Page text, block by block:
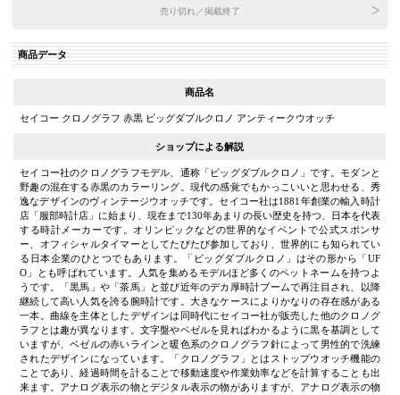
売り切れ／掲載終了
商品データ
商品名
セイコー クロノグラフ 赤黒 ビッグダブルクロノ アンティークウオッチ
ショップによる解説
セイコー社のクロノグラフモデル、通称「ビッグダブルクロノ」です。モダンと
野趣の混在する赤黒のカラーリング。現代の感覚でもかっこいいと思わせる、秀
逸なデザインのヴィンテージウオッチです。セイコー社は1881年創業の輸入時計
店「服部時計店」に始まり、現在まで130年あまりの長い歴史を持つ、日本を代表
する時計メーカーです。オリンピックなどの世界的なイベントで公式スポンサ
ー、オフィシャルタイマーとしてたびたび参加しており、世界的にも知られてい
る日本企業のひとつでもあります。「ビッグダブルクロノ」はその形から「UF
O」とも呼ばれています。人気を集めるモデルほど多くのペットネームを持つよ
うです。「黒馬」や「茶馬」と並び近年のデカ厚時計ブームで再注目され、以降
継続して高い人気を誇る腕時計です。大きなケースによりかなりの存在感がある
一本。曲線を主体としたデザインは同時代にセイコー社が販売した他のクロノグ
ラフとは趣が異なります。文字盤やベゼルを見ればわかるように黒を基調として
いますが、ベゼルの赤いラインと暖色系のクロノグラフ針によって男性的で洗練
されたデザインになっています。「クロノグラフ」とはストップウオッチ機能の
ことであり、経過時間を計ることで移動速度や作業効率などを計算することも出
来ます。アナログ表示の物とデジタル表示の物がありますが、アナログ表示の物